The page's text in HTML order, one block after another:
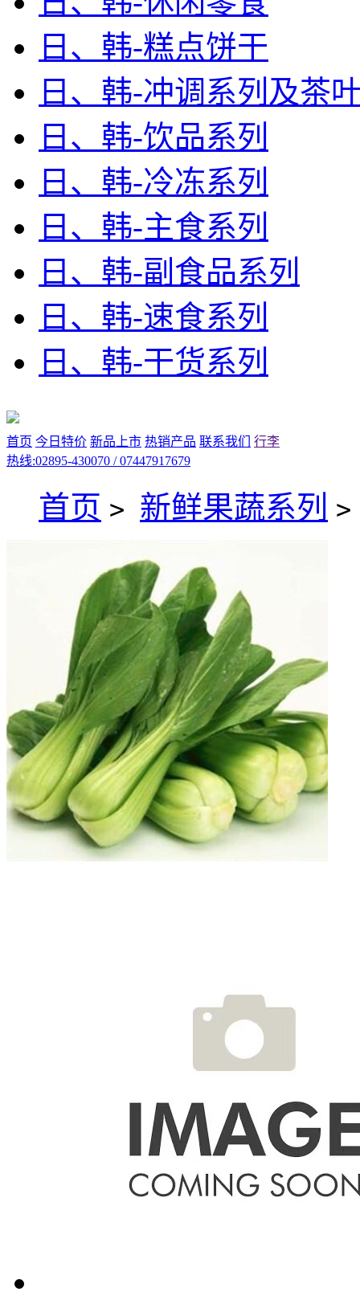
日、韩-糕点饼干
日、韩-冲调系列及茶
日、韩-饮品系列
日、韩-冷冻系列
日、韩-主食系列
日、韩-副食品系列
日、韩-速食系列
日、韩-干货系列
首页 今日特价 新品上市 热销产品 联系我们
行李
热线:02895-430070 / 07447917679
首页 > 新鲜果蔬系列